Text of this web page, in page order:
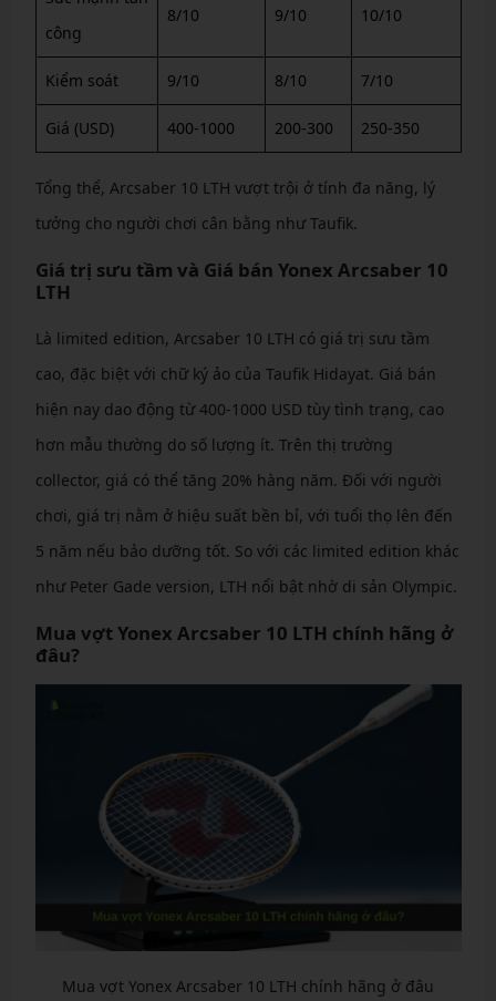
công
8/10 9/10 10/10
Kiểm soát 9/10 8/10 7/10
Giá (USD) 400-1000 200-300 250-350
Tổng thể, Arcsaber 10 LTH vượt trội ở tính đa năng, lý
tưởng cho người chơi cân bằng như Taufik.
Giá trị sưu tầm và Giá bán Yonex Arcsaber 10
LTH
Là limited edition, Arcsaber 10 LTH có giá trị sưu tầm
cao, đặc biệt với chữ ký ảo của Taufik Hidayat. Giá bán
hiện nay dao động từ 400-1000 USD tùy tình trạng, cao
hơn mẫu thường do số lượng ít. Trên thị trường
collector, giá có thể tăng 20% hàng năm. Đối với người
chơi, giá trị nằm ở hiệu suất bền bỉ, với tuổi thọ lên đến
5 năm nếu bảo dưỡng tốt. So với các limited edition khác
như Peter Gade version, LTH nổi bật nhờ di sản Olympic.
Mua vợt Yonex Arcsaber 10 LTH chính hãng ở
đâu?
Mua vợt Yonex Arcsaber 10 LTH chính hãng ở đâu